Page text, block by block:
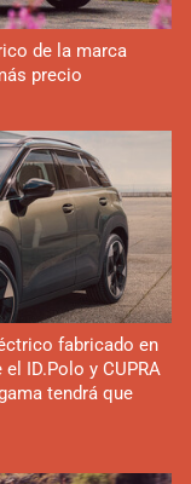
de la marca
precio
fabricado en
ID.Polo y CUPRA
tendrá que